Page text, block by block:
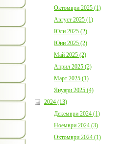
Октомври 2025 (1)
Август 2025 (1)
Юли 2025 (2)
Юни 2025 (2)
Май 2025 (2)
Април 2025 (2)
Март 2025 (1)
Януари 2025 (4)
2024 (13)
Декември 2024 (1)
Ноември 2024 (3)
Октомври 2024 (1)